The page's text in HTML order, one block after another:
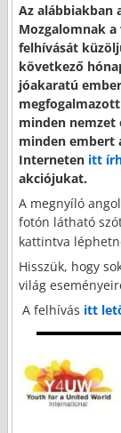
Az alábbiakban
Mozgalomnak
felhívását
következő
jóakaratú
minden nemzet
minden embert
Interneten itt
akciójukat.
A megnyíló
fotón látható
kattintva
Hisszük, hogy
világ
A felhívás itt